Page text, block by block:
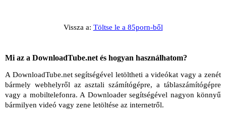
Vissza a: Töltse le a 85porn-ből
Mi az a DownloadTube.net és hogyan használhatom?
A DownloadTube.net segítségével letöltheti a videókat vagy a zenét
bármely webhelyről az asztali számítógépre, a táblaszámítógépre
vagy a mobiltelefonra. A Downloader segítségével nagyon könnyű
bármilyen videó vagy zene letöltése az internetről.